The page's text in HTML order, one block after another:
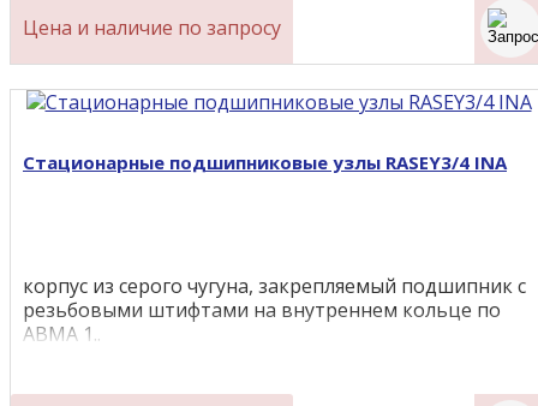
Цена и наличие по запросу
Стационарные подшипниковые узлы RASEY3/4 INA
корпус из серого чугуна, закрепляемый подшипник с
резьбовыми штифтами на внутреннем кольце по
ABMA 1..